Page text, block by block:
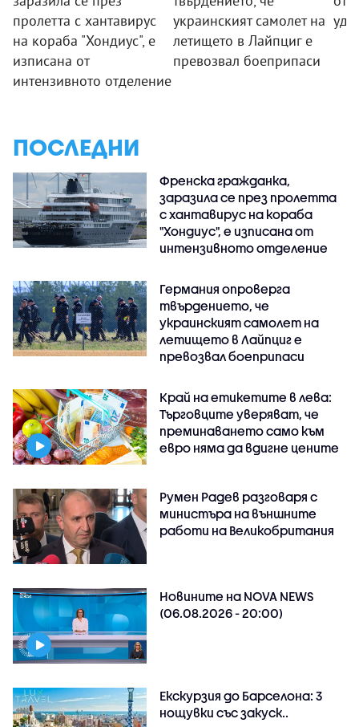
пролетта с хантавирус
на кораба "Хондиус", е
изписана от
интензивното отделение
украинският самолет на
летището в Лайпциг е
превозвал боеприпаси
ПОСЛЕДНИ
Френска гражданка,
заразила се през пролетта
с хантавирус на кораба
"Хондиус", е изписана от
интензивното отделение
Германия опроверга
твърдението, че
украинският самолет на
летището в Лайпциг е
превозвал боеприпаси
Край на етикетите в лева:
Търговците уверяват, че
преминаването само към
евро няма да вдигне цените
Румен Радев разговаря с
министъра на външните
работи на Великобритания
Новините на NOVA NEWS
(06.08.2026 - 20:00)
Екскурзия до Барселона: 3
нощувки със закуск..